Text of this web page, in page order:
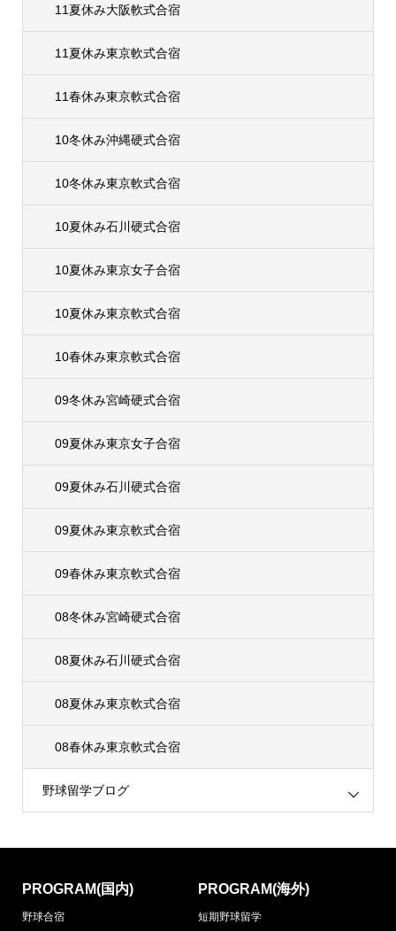
11夏休み大阪軟式合宿
11夏休み東京軟式合宿
11春休み東京軟式合宿
10冬休み沖縄硬式合宿
10冬休み東京軟式合宿
10夏休み石川硬式合宿
10夏休み東京女子合宿
10夏休み東京軟式合宿
10春休み東京軟式合宿
09冬休み宮崎硬式合宿
09夏休み東京女子合宿
09夏休み石川硬式合宿
09夏休み東京軟式合宿
09春休み東京軟式合宿
08冬休み宮崎硬式合宿
08夏休み石川硬式合宿
08夏休み東京軟式合宿
08春休み東京軟式合宿
野球留学ブログ
PROGRAM(国内)
野球合宿
PROGRAM(海外)
短期野球留学